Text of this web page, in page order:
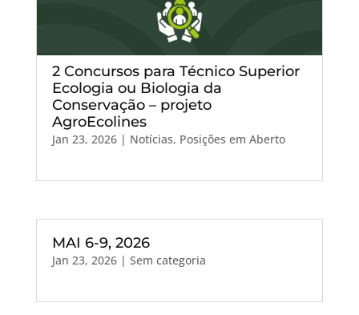
2 Concursos para Técnico Superior
Ecologia ou Biologia da
Conservação – projeto
AgroEcolines
Jan 23, 2026| Notícias, Posições em Aberto
MAI 6-9, 2026
Jan 23, 2026| Sem categoria